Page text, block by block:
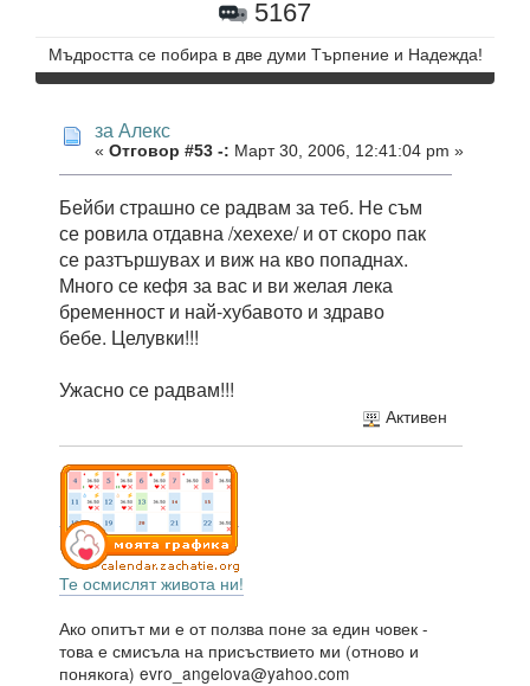
5167
Мъдростта се побира в две думи Търпение и Надежда!
за Алекс
« Отговор #53 -: Март 30, 2006, 12:41:04 pm »
Бейби страшно се радвам за теб. Не съм
се ровила отдавна /хехехе/ и от скоро пак
се разтършувах и виж на кво попаднах.
Много се кефя за вас и ви желая лека
бременност и най-хубавото и здраво
бебе. Целувки!!!
Ужасно се радвам!!!
Активен
Те осмислят живота ни!
Ако опитът ми е от ползва поне за един човек -
това е смисъла на присъствието ми (отново и
понякога) evro_angelova@yahoo.com